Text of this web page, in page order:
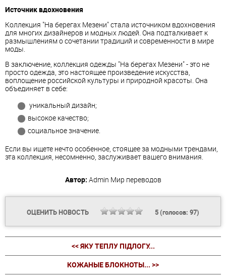
Источник вдохновения
Коллекция "На берегах Мезени" стала источником вдохновения
для многих дизайнеров и модных людей. Она подталкивает к
размышлениям о сочетании традиций и современности в мире
моды.
В заключение, коллекция одежды "На берегах Мезени" - это не
просто одежда, это настоящее произведение искусства,
воплощение российской культуры и природной красоты. Она
объединяет в себе:
уникальный дизайн;
высокое качество;
социальное значение.
Если вы ищете нечто особенное, стоящее за модными трендами,
эта коллекция, несомненно, заслуживает вашего внимания.
Автор: Admin Мир переводов
ОЦЕНИТЬ НОВОСТЬ 5(голосов: 97)
<< ЯКУ ТЕПЛУ ПІДЛОГУ...
КОЖАНЫЕ БЛОКНОТЫ... >>